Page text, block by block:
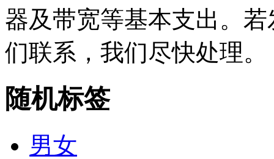
器及带宽等基本支出。
们联系，我们尽快处理。
随机标签
男女